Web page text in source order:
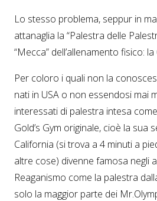
Lo stesso problema, seppur in
attanaglia la “Palestra delle
“Mecca” dell’allenamento fisico: la
Per coloro i quali non la
nati in USA o non essendosi mai
interessati di palestra intesa come
Gold’s Gym originale, cioè la sua
California (si trova a 4 minuti a
altre cose) divenne famosa negli
Reaganismo come la palestra
solo la maggior parte dei